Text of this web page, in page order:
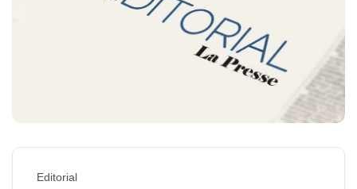
Editorial